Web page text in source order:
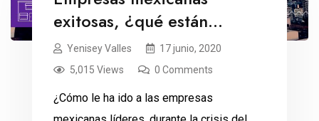
exitosas, ¿qué están
haciendo frente a la crisis?
Yenisey Valles
17 junio, 2020
5,015 Views
0 Comments
¿Cómo le ha ido a las empresas